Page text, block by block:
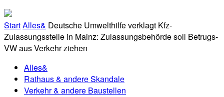
StartAlles& Deutsche Umwelthilfe verklagt Kfz-
Zulassungsstelle in Mainz: Zulassungsbehörde soll Betrugs-
VW aus Verkehr ziehen
Alles&
Rathaus & andere Skandale
Verkehr & andere Baustellen